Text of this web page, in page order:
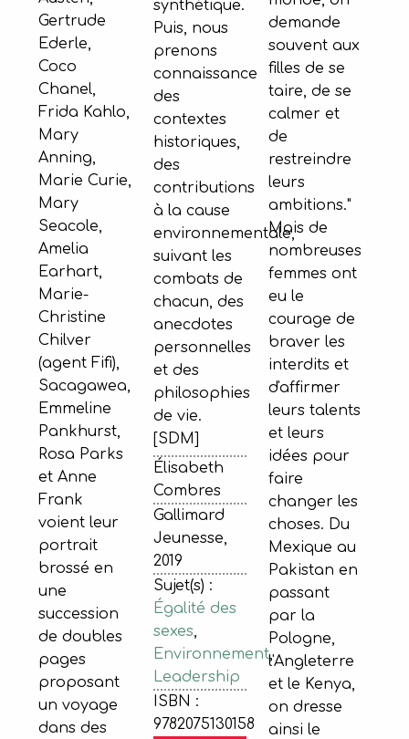
Gertrude
Ederle,
Coco
Chanel,
Frida Kahlo,
Mary
Anning,
Marie Curie,
Mary
Seacole,
Amelia
Earhart,
Marie-
Christine
Chilver
(agent Fifi),
Sacagawea,
Emmeline
Pankhurst,
Rosa Parks
et Anne
Frank
voient leur
portrait
brossé en
une
succession
de doubles
pages
proposant
un voyage
dans des
synthétique.
Puis, nous
prenons
connaissance
des
contextes
historiques,
des
contributions
à la cause
environnementale,
suivant les
combats de
chacun, des
anecdotes
personnelles
et des
philosophies
de vie.
[SDM]
Élisabeth
Combres
Gallimard
Jeunesse,
2019
Sujet(s) :
Égalité des
sexes,
Environnement,
Leadership
ISBN :
9782075130158
demande
souvent aux
filles de se
taire, de se
calmer et
de
restreindre
leurs
ambitions."
Mais de
nombreuses
femmes ont
eu le
courage de
braver les
interdits et
d'affirmer
leurs talents
et leurs
idées pour
faire
changer les
choses. Du
Mexique au
Pakistan en
passant
par la
Pologne,
l'Angleterre
et le Kenya,
on dresse
ainsi le